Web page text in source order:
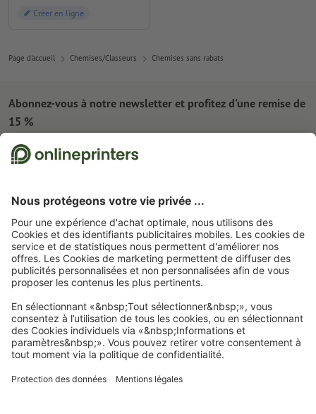
Créer en ligne
Page d'accueil Chemises/Classeurs Chemises sans rabats
À propos de nous
L'entreprise
Presse
Emplois & carrière
Contact
Service
Modes de paiement
Expédition
Réclamation
Programme Premium
FAQ
Blog
Tutoriels Photoshop
Tutoriels InDesign
Outils & Fonts gratuits
Marketing & Insights
Modes de paiement
Virement
Abonnez-vous à notre newsletter et profitez d'une remise de
15 %
France